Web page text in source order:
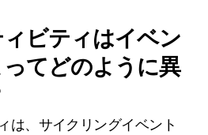
ビティはイベン
ってどのように異
は、サイクリングイベント